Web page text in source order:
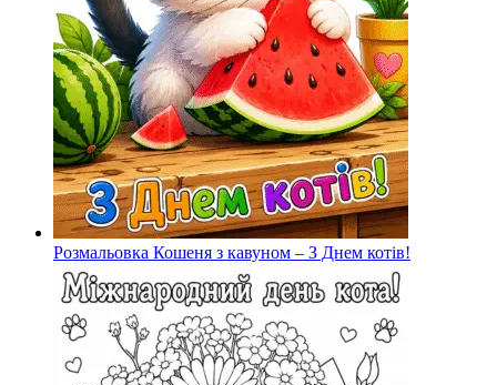
Розмальовка Кошеня з кавуном – З Днем котів!